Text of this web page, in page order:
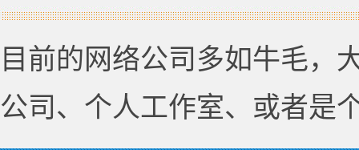
目前的网络公司多如牛毛，
公司、个人工作室、或者是